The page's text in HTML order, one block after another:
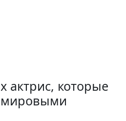
актрис, которые
мировыми